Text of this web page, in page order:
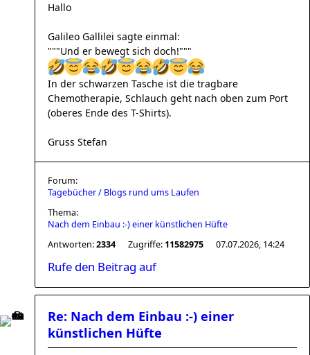
Hallo
Galileo Gallilei sagte einmal:
"""Und er bewegt sich doch!"""
In der schwarzen Tasche ist die tragbare
Chemotherapie, Schlauch geht nach oben zum Port
(oberes Ende des T-Shirts).
Gruss Stefan
Forum:
Tagebücher / Blogs rund ums Laufen
Thema:
Nach dem Einbau :-) einer künstlichen Hüfte
Antworten:2334 Zugriffe: 11582975 07.07.2026, 14:24
Rufe den Beitrag auf
Re: Nach dem Einbau :-) einer
künstlichen Hüfte